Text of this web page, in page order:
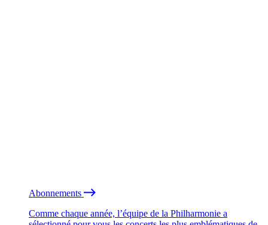
Abonnements
Comme chaque année, l’équipe de la Philharmonie a